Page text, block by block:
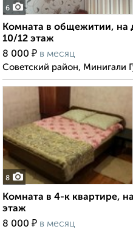
6
Комната в общежитии, на
10/12 этаж
8 000 ₽ в месяц
Советский район, Минигали
8
Комната в 4-к квартире,
этаж
8 000 ₽ в месяц